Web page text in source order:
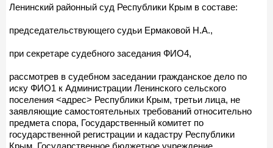
Ленинский районный суд Республики Крым в составе:
председательствующего судьи Ермаковой Н.А.,
при секретаре судебного заседания ФИО4,
рассмотрев в судебном заседании гражданское дело по
иску ФИО1 к Администрации Ленинского сельского
поселения <адрес> Республики Крым, третьи лица, не
заявляющие самостоятельных требований относительно
предмета спора, Государственный комитет по
государственной регистрации и кадастру Республики
Крым, Государственное бюджетное учреждение